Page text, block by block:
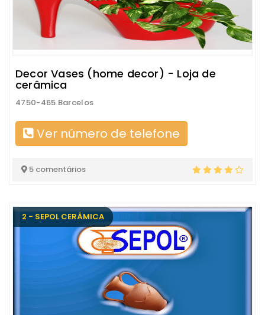
Decor Vases (home decor) - Loja de
cerâmica
4750-465 Barcelos
Ver número de telefone
5 comentários
2 - SEPOL CERÂMICA